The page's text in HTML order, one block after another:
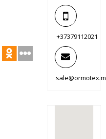
+37379112021